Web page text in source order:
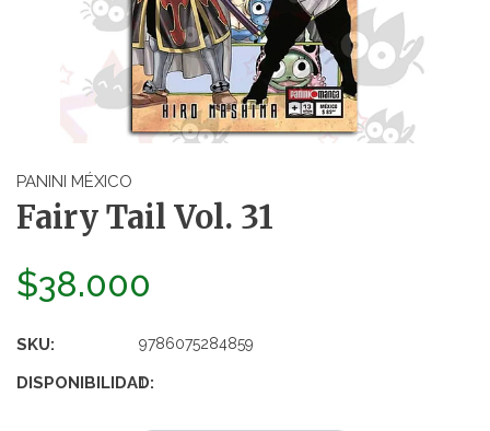
PANINI MÉXICO
Fairy Tail Vol. 31
$38.000
SKU: 9786075284859
DISPONIBILIDAD:
1